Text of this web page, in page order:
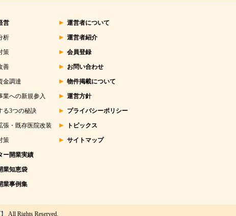
営
析
策
善
金調達
業への新規参入
る3つの秘訣
張・既存医院改装
策
ー開業実績
業知恵袋
業事例集
運営者について
運営者紹介
会員登録
お問い合わせ
物件掲載について
運営方針
プライバシーポリシー
トピックス
サイトマップ
All Rights Reserved.